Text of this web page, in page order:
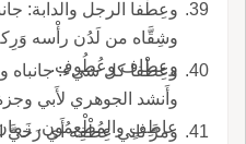
وعِطْفا الرجل والدابة:
وعِطاف وعُطُوف.
وعِطْفا كل شيء: جانباه
وأَنشد الجوهري لأَبي
عاطِفٍ والمُطْعِمُون،
ومرَّ ثاني عِطْفِه أَي رَخيَّ